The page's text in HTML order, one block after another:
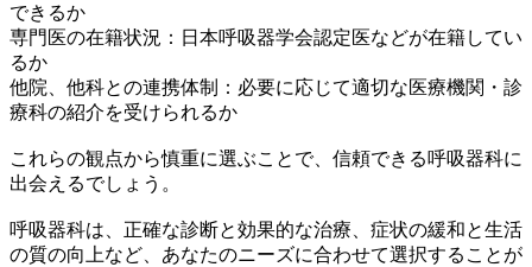
できるか
専門医の在籍状況：日本呼吸器学会認定医などが在籍してい
るか
他院、他科との連携体制：必要に応じて適切な医療機関・診
療科の紹介を受けられるか
これらの観点から慎重に選ぶことで、信頼できる呼吸器科に
出会えるでしょう。
呼吸器科は、正確な診断と効果的な治療、症状の緩和と生活
の質の向上など、あなたのニーズに合わせて選択することが